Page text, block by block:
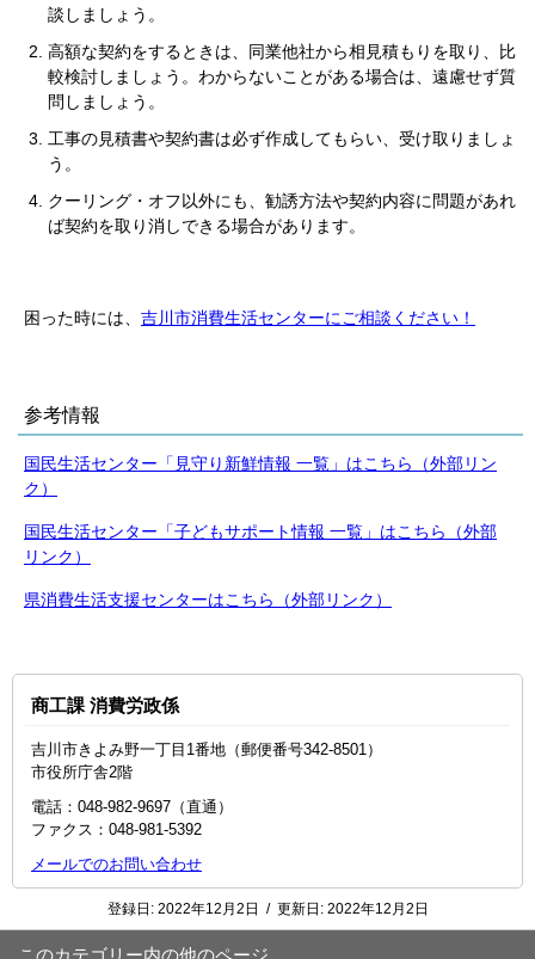
談しましょう。
高額な契約をするときは、同業他社から相見積もりを取り、比
較検討しましょう。わからないことがある場合は、遠慮せず質
問しましょう。
工事の見積書や契約書は必ず作成してもらい、受け取りましょ
う。
クーリング・オフ以外にも、勧誘方法や契約内容に問題があれ
ば契約を取り消しできる場合があります。
困った時には、 吉川市消費生活センターにご相談ください！
参考情報
国民生活センター「見守り新鮮情報 一覧」はこちら（外部リン
ク）
国民生活センター「子どもサポート情報 一覧」はこちら（外部
リンク）
県消費生活支援センターはこちら（外部リンク）
商工課 消費労政係
吉川市きよみ野一丁目1番地（郵便番号342-8501）
市役所庁舎2階
電話：048-982-9697（直通）
ファクス：048‐981‐5392
メールでのお問い合わせ
登録日: 2022年12月2日 / 更新日: 2022年12月2日
このカテゴリー内の他のページ